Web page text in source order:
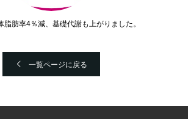
脂肪率4％減、基礎代謝も上がりました。
一覧ページに戻る